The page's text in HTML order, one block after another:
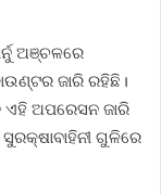
ଅଞ୍ଚଳରେ
ଜାରି ରହିଛି।
ଏହି ଅପରେସନ ଜାରି
ଗୁଳିରେ